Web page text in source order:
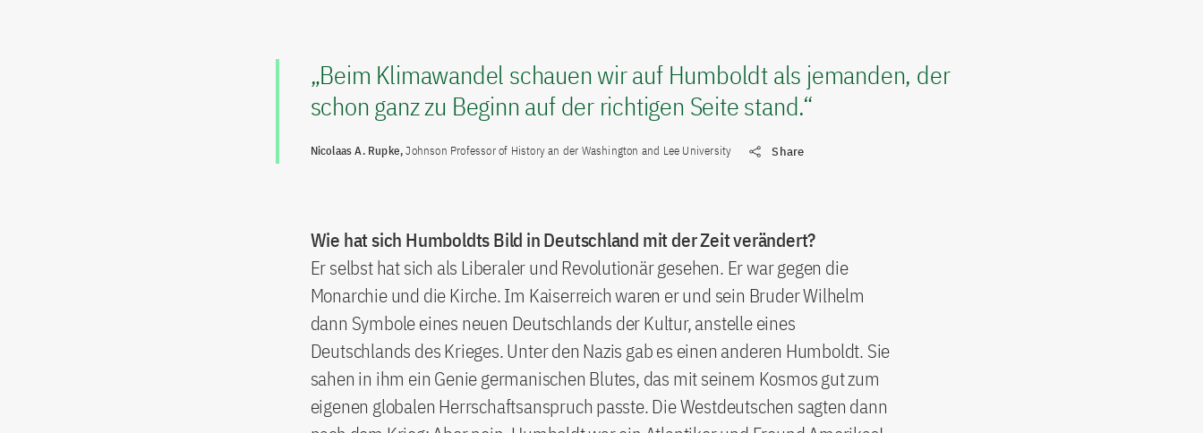
„Beim Klimawandel schauen wir auf Humboldt als jemanden, der
schon ganz zu Beginn auf der richtigen Seite stand.“
Nicolaas A. Rupke,Johnson Professor of History an der Washington and Lee University Share
Wie hat sich Humboldts Bild in Deutschland mit der Zeit verändert?
Er selbst hat sich als Liberaler und Revolutionär gesehen. Er war gegen die
Monarchie und die Kirche. Im Kaiserreich waren er und sein Bruder Wilhelm
dann Symbole eines neuen Deutschlands der Kultur, anstelle eines
Deutschlands des Krieges. Unter den Nazis gab es einen anderen Humboldt. Sie
sahen in ihm ein Genie germanischen Blutes, das mit seinem Kosmos gut zum
eigenen globalen Herrschaftsanspruch passte. Die Westdeutschen sagten dann